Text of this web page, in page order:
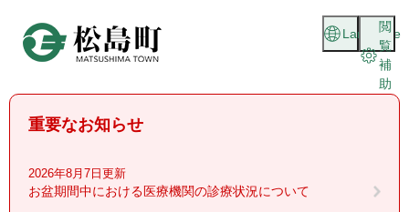
頭
閲
覧
補
助
Language
重要なお知らせ
2026年8月7日更新
お盆期間中における医療機関の診療状況について